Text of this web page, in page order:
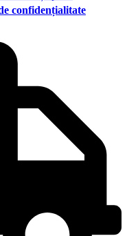
confidențialitate